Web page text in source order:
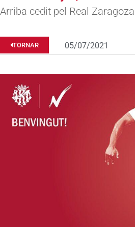
Arriba cedit pel Real
TORNAR 05/07/2021